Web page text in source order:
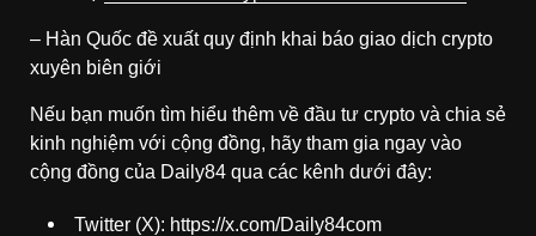
– Hàn Quốc đề xuất quy định khai báo giao dịch crypto
xuyên biên giới
Nếu bạn muốn tìm hiểu thêm về đầu tư crypto và chia sẻ
kinh nghiệm với cộng đồng, hãy tham gia ngay vào
cộng đồng của Daily84 qua các kênh dưới đây:
Twitter (X): https://x.com/Daily84com